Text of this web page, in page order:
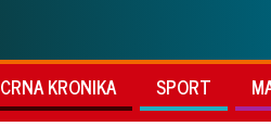
CRNA KRONIKA SPORT